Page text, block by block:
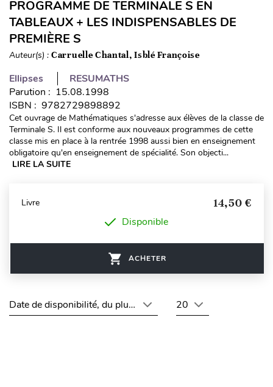
PROGRAMME DE TERMINALE S EN
TABLEAUX + LES INDISPENSABLES DE
PREMIÈRE S
Auteur(s) : Carruelle Chantal, Isblé Françoise
Ellipses
RESUMATHS
Parution : 15.08.1998
ISBN : 9782729898892
Cet ouvrage de Mathématiques s'adresse aux élèves de la classe de
Terminale S. Il est conforme aux nouveaux programmes de cette
classe mis en place à la rentrée 1998 aussi bien en enseignement
obligatoire qu'en enseignement de spécialité. Son objecti...
LIRE LA SUITE
Livre 14,50 €
Disponible
ACHETER
Date de disponibilité, du plus récent au plus ancien
20